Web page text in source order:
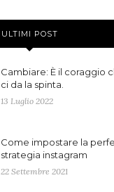
ULTIMI POST
Cambiare: È il coraggio
ci da la spinta.
13 Luglio 2022
Come impostare la
strategia instagram
22 Settembre 2021